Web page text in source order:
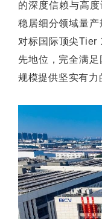
的深度信赖与高
稳居细分领域量
对标国际顶尖Tier
先地位，完全满
规模提供坚实有力